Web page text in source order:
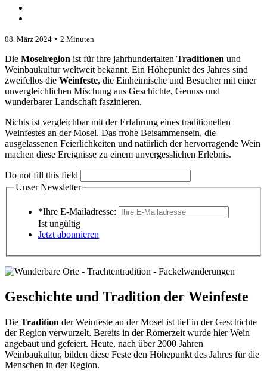
08. März 2024 • 2 Minuten
Die Moselregion ist für ihre jahrhundertalten Traditionen und
Weinbaukultur weltweit bekannt. Ein Höhepunkt des Jahres sind
zweifellos die Weinfeste, die Einheimische und Besucher mit einer
unvergleichlichen Mischung aus Geschichte, Genuss und
wunderbarer Landschaft faszinieren.
Nichts ist vergleichbar mit der Erfahrung eines traditionellen
Weinfestes an der Mosel. Das frohe Beisammensein, die
ausgelassenen Feierlichkeiten und natürlich der hervorragende Wein
machen diese Ereignisse zu einem unvergesslichen Erlebnis.
Do not fill this field
Unser Newsletter
*Ihre E-Mailadresse:
Ist ungültig
Jetzt abonnieren
Geschichte und Tradition der Weinfeste
Die Tradition der Weinfeste an der Mosel ist tief in der Geschichte
der Region verwurzelt. Bereits in der Römerzeit wurde hier Wein
angebaut und gefeiert. Heute, nach über 2000 Jahren
Weinbaukultur, bilden diese Feste den Höhepunkt des Jahres für die
Menschen in der Region.